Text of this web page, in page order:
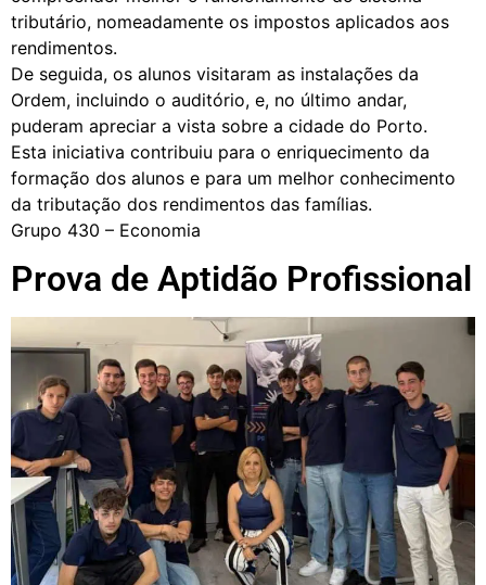
tributário, nomeadamente os impostos aplicados aos
rendimentos.
De seguida, os alunos visitaram as instalações da
Ordem, incluindo o auditório, e, no último andar,
puderam apreciar a vista sobre a cidade do Porto.
Esta iniciativa contribuiu para o enriquecimento da
formação dos alunos e para um melhor conhecimento
da tributação dos rendimentos das famílias.
Grupo 430 – Economia
Prova de Aptidão Profissional